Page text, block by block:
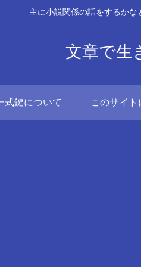
主に小説関係の話をするかな
文章で生
式鍵について このサイト